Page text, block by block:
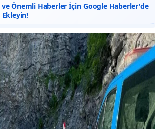
Önemli Haberler İçin Google Haberler'de
Ekleyin!